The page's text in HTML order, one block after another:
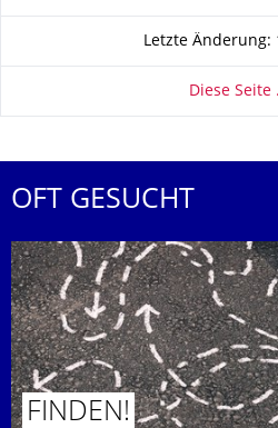
Letzte Änderung:
Diese Seite
OFT GESUCHT
FINDEN!